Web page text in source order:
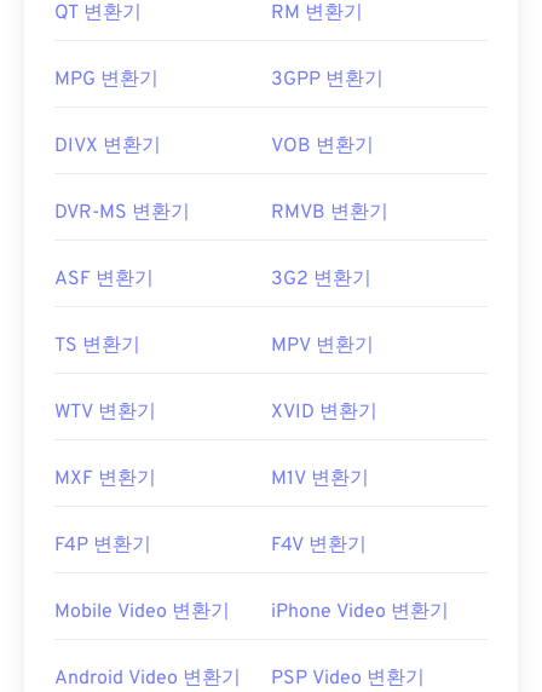
QT 변환기 RM 변환기
MPG 변환기 3GPP 변환기
DIVX 변환기 VOB 변환기
DVR-MS 변환기 RMVB 변환기
ASF 변환기 3G2 변환기
TS 변환기 MPV 변환기
WTV 변환기 XVID 변환기
MXF 변환기 M1V 변환기
F4P 변환기 F4V 변환기
Mobile Video 변환기 iPhone Video 변환기
Android Video 변환기 PSP Video 변환기